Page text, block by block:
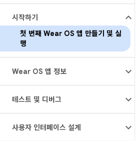
시작하기
첫 번째 Wear OS 앱 만들기 및 실
행
Wear OS 앱 정보
테스트 및 디버그
사용자 인터페이스 설계